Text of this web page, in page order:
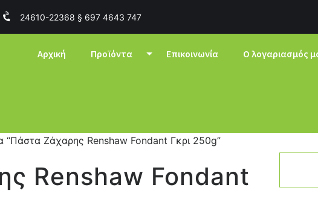
24610-22368 § 697 4643 747
Αρχική Προϊόντα Επικοινωνία Ο λογαριασμός
“Πάστα Ζάχαρης Renshaw Fondant Γκρι 250g”
Renshaw Fondant